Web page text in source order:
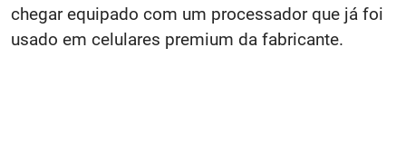
chegar equipado com um processador que já foi
usado em celulares premium da fabricante.